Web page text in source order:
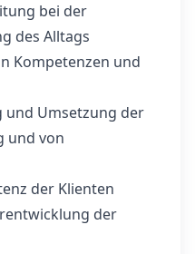
bei der
des Alltags
Kompetenzen und
Umsetzung der
und von
der Klienten
der